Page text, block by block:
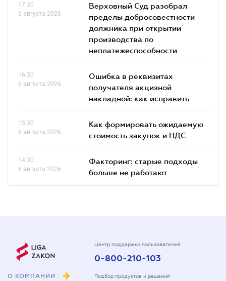
17.30
6 августа 2026
Верховный Суд разобрал
пределы добросовестности
должника при открытии
производства по
неплатежеспособности
16.30
6 августа 2026
Ошибка в реквизитах
получателя акцизной
накладной: как исправить
15.30
6 августа 2026
Как формировать ожидаемую
стоимость закупок и НДС
14.30
6 августа 2026
Факторинг: старые подходы
больше не работают
О КОМПАНИИ
Центр поддержки пользователей
0-800-210-103
Подбор продуктов и решений